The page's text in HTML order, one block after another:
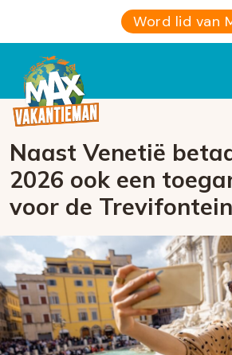
Word lid van
Naast Venetië
2026 ook een
voor de